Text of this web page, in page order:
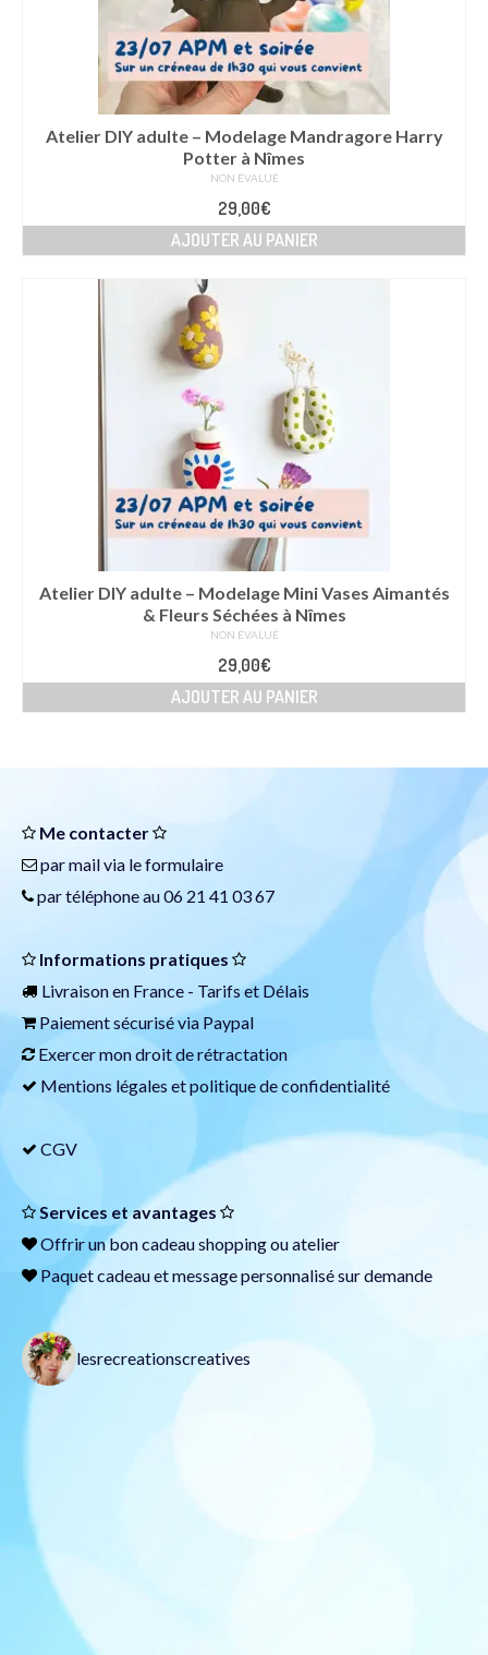
Atelier DIY adulte – Modelage Mandragore Harry
Potter à Nîmes
NON ÉVALUÉ
29,00€
AJOUTER AU PANIER
Atelier DIY adulte – Modelage Mini Vases Aimantés
& Fleurs Séchées à Nîmes
NON ÉVALUÉ
29,00€
AJOUTER AU PANIER
Me contacter
par mail via leformulaire
par téléphone au 06 21 41 03 67
Informations pratiques
Livraison en France - Tarifs et Délais
Paiement sécurisé via Paypal
Exercer mon droit de rétractation
Mentions légales et politique de confidentialité
CGV
Services et avantages
Offrir unbon cadeaushopping ou atelier
Paquet cadeau et message personnalisé sur demande
lesrecreationscreatives